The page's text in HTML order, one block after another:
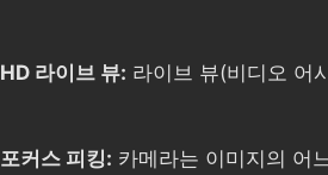
HD 라이브 뷰: 라이브 뷰(비디오 어
포커스 피킹: 카메라는 이미지의 어